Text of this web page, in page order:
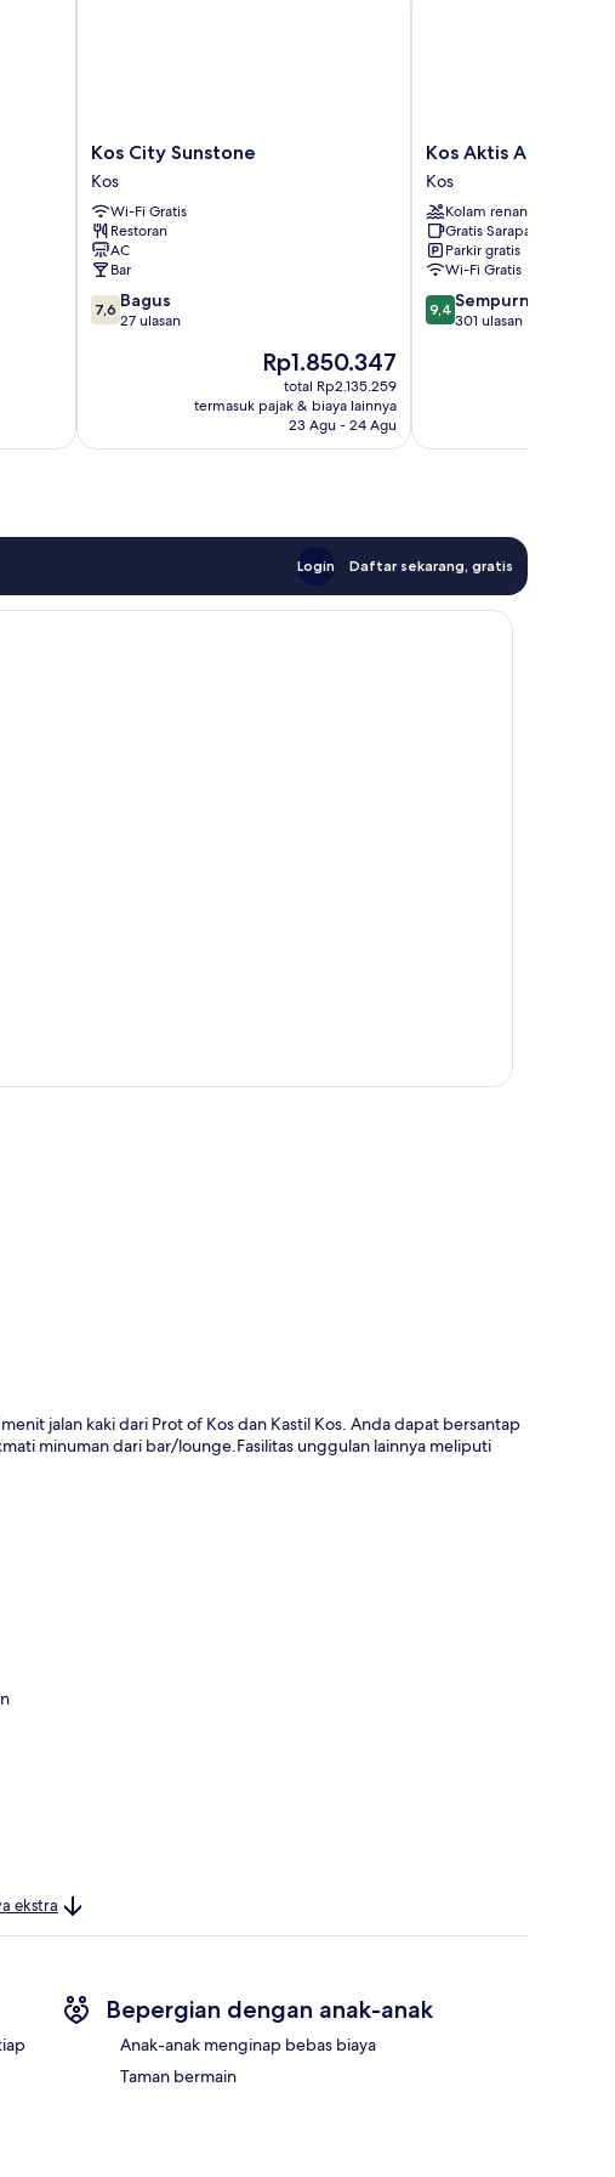
Kos
City
Sunstone
Kos
Kos City Sunstone
Kos
Wi-Fi Gratis
Restoran
AC
Bar
7.6
dari
7,6 Bagus
27 ulasan
Harga
sekarang
Rp1.850.347
Rp1.850.347
total Rp2.135.259
termasuk pajak & biaya lainnya
23 Agu - 24 Agu
Kos
Aktis
Art
Hotel
Kos
Kos Aktis Art Hotel
Kos
Kolam renang
Gratis Sarapan
Parkir gratis
Wi-Fi Gratis
9.4
dari
9,4 Sempurna
301 ulasan
Login Daftar sekarang, gratis
jalan kaki dari Prot of Kos dan Kastil Kos. Anda dapat bersantap
minuman dari bar/lounge.Fasilitas unggulan lainnya meliputi
ekstra
Bepergian dengan anak-anak
Anak-anak menginap bebas biaya
Taman bermain